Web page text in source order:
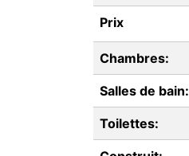
Prix
Chambres:
Salles de bain:
Toilettes: